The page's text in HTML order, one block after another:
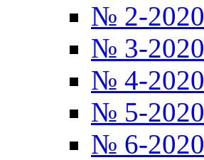
№ 2-2020
№ 3-2020
№ 4-2020
№ 5-2020
№ 6-2020